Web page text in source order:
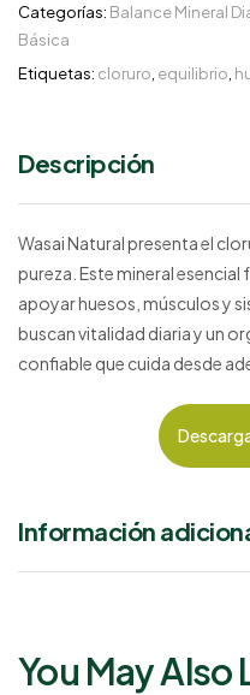
Categorías: Balance Mineral
Básica
Etiquetas: cloruro equilibrio
Descripción
Wasai Natural presenta el
pureza. Este mineral
apoyar huesos, músculos y
buscan vitalidad diaria y un
confiable que cuida desde
Información
You May Also